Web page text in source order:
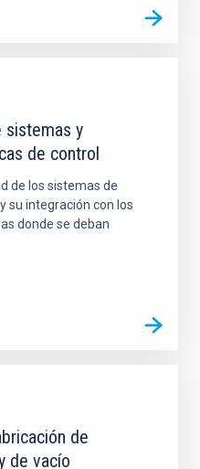
sistemas y
de control
de los sistemas de
su integración con los
donde se deban
de
de vacío